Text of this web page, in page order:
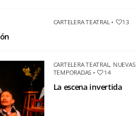
CARTELERA TEATRAL• 13
CARTELERA TEATRAL, NUEVAS
TEMPORADAS • 14
La escena invertida